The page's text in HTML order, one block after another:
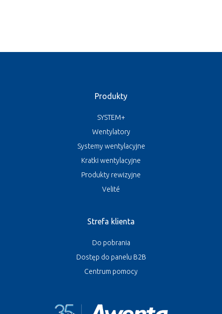
Produkty
SYSTEM+
Wentylatory
Systemy wentylacyjne
Kratki wentylacyjne
Produkty rewizyjne
Velité
Strefa klienta
Do pobrania
Dostęp do panelu B2B
Centrum pomocy